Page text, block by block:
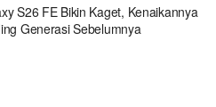
S26 FE Bikin Kaget, Kenaikannya
Generasi Sebelumnya